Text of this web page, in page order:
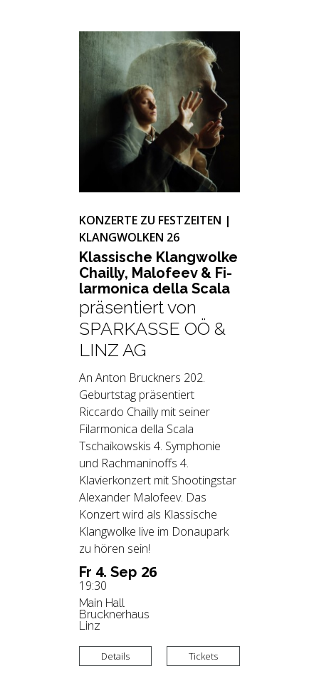
Fr 4. Sep 26
19:30
Main Hall
Brucknerhaus
Linz
KONZERTE ZU FESTZEITEN |
KLANGWOLKEN 26
Klas­si­sche Klang­wol­ke
Chail­ly, Mal­o­feev & Fi­
lar­mo­ni­ca della Scala
präsentiert von
SPARKASSE OÖ &
LINZ AG
An Anton Bruckners 202.
Geburtstag präsentiert
Riccardo Chailly mit seiner
Filarmonica della Scala
Tschaikowskis 4. Symphonie
und Rachmaninoffs 4.
Klavierkonzert mit Shootingstar
Alexander Malofeev. Das
Konzert wird als Klassische
Klangwolke live im Donaupark
zu hören sein!
Details Tickets